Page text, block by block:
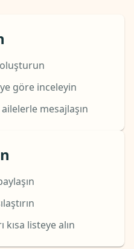
göre inceleyin
mesajlaşın
kısa listeye alın